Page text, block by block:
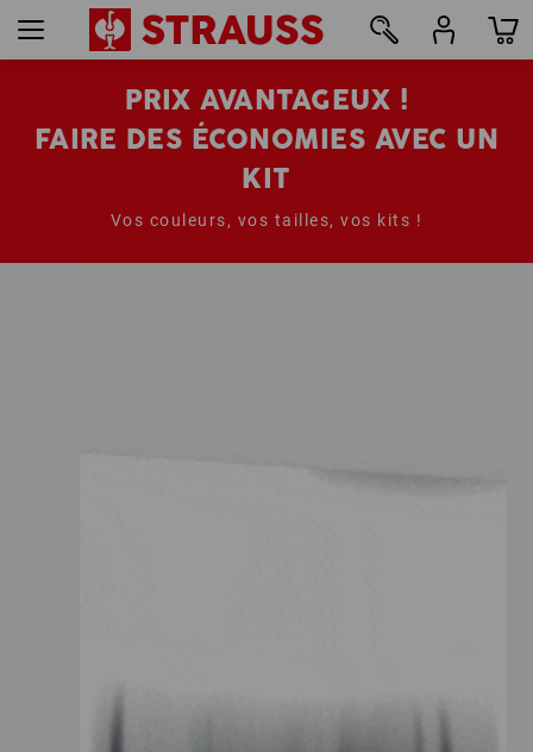
PRIX AVANTAGEUX !
FAIRE DES ÉCONOMIES AVEC UN
KIT
Vos couleurs, vos tailles, vos kits !